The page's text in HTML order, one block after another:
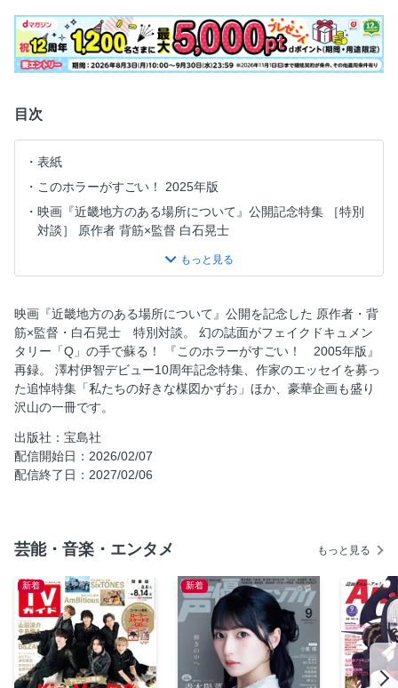
目次
表紙
このホラーがすごい！ 2025年版
映画『近畿地方のある場所について』公開記念特集 ［特別
対談］ 原作者 背筋×監督 白石晃士
2024年度のホラー小説ランキング 発表!ベストテン 国内編
［コラム］もっと知りたい！ 都市伝説
［特別インタビュー］国内編1位『深淵のテレパス』上條一
輝
作家生活10周年記念特集［特別インタビュー］澤村伊智
作家生活10周年記念特集［評論］澤村伊智が現代ホラーに与
えた衝撃 朝宮運河
作家生活10周年記念特集［作品マトリクス表］
人気作家13人に聞いた──［特別エッセイ］私の怖い話
［コラム］この復刊ホラーがすごい！
／担当編集者
［コラム］もっと知りたい！ 英国怪談小説
［幻の創刊号を再録］このホラーがすごい！ 2005年版
［2024年 テーマ別注目作品紹介］この実話怪談がすご
い！ 蛙坂須美
映画『近畿地方のある場所について』公開を記念した 原作者・背
筋×監督・白石晃士 特別対談。 幻の誌面がフェイクドキュメン
タリー「Q」の手で蘇る！ 『このホラーがすごい！ 2005年版』
再録。 澤村伊智デビュー10周年記念特集、作家のエッセイを募っ
た追悼特集「私たちの好きな楳図かずお」ほか、豪華企画も盛り
沢山の一冊です。
出版社：宝島社
配信開始日：2026/02/07
配信終了日：2027/02/06
芸能・音楽・エンタメ もっと見る
新着 新着